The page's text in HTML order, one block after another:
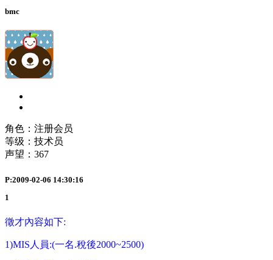
bmc
角色：注册会员
等级：技术员
声望： 367
P:2009-02-06 14:30:16
1
徵才內容如下:
1)MIS人員:(一名.稅後2000~2500)